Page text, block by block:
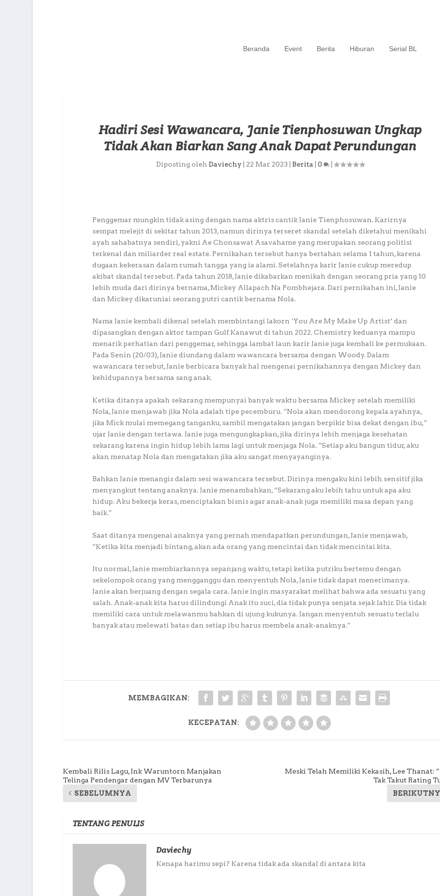
Beranda Event Berita Hiburan Serial BL
Hadiri Sesi Wawancara, Janie Tienphosuwan Ungkap
Tidak Akan Biarkan Sang Anak Dapat Perundungan
Diposting oleh Daviechy 22 Mar 2023 Berita 0 |
Penggemar mungkin tidak asing dengan nama aktris cantik Janie Tienphosuwan. Karirnya
sempat melejit di sekitar tahun 2013, namun dirinya terseret skandal setelah diketahui menikahi
ayah sahabatnya sendiri, yakni Ae Chonsawat Asavahame yang merupakan seorang politisi
terkenal dan miliarder real estate. Pernikahan tersebut hanya bertahan selama 1 tahun, karena
dugaan kekerasan dalam rumah tangga yang ia alami. Setelahnya karir Janie cukup meredup
akibat skandal tersebut. Pada tahun 2018, Janie dikabarkan menikah dengan seorang pria yang 10
lebih muda dari dirinya bernama, Mickey Allapach Na Pombhejara. Dari pernikahan ini, Janie
dan Mickey dikaruniai seorang putri cantik bernama Nola.
Nama Janie kembali dikenal setelah membintangi lakorn ‘You Are My Make Up Artist’ dan
dipasangkan dengan aktor tampan Gulf Kanawut di tahun 2022. Chemistry keduanya mampu
menarik perhatian dari penggemar, sehingga lambat laun karir Janie juga kembali ke permukaan.
Pada Senin (20/03), Janie diundang dalam wawancara bersama dengan Woody. Dalam
wawancara tersebut, Janie berbicara banyak hal mengenai pernikahannya dengan Mickey dan
kehidupannya bersama sang anak.
Ketika ditanya apakah sekarang mempunyai banyak waktu bersama Mickey setelah memiliki
Nola, Janie menjawab jika Nola adalah tipe pecemburu. “Nola akan mendorong kepala ayahnya,
jika Mick mulai memegang tanganku, sambil mengatakan jangan berpikir bisa dekat dengan ibu,”
ujar Janie dengan tertawa. Janie juga mengungkapkan, jika dirinya lebih menjaga kesehatan
sekarang karena ingin hidup lebih lama lagi untuk menjaga Nola. “Setiap aku bangun tidur, aku
akan menatap Nola dan mengatakan jika aku sangat menyayanginya.
Bahkan Janie menangis dalam sesi wawancara tersebut. Dirinya mengaku kini lebih sensitif jika
menyangkut tentang anaknya. Janie menambahkan, “Sekarang aku lebih tahu untuk apa aku
hidup. Aku bekerja keras, menciptakan bisnis agar anak-anak juga memiliki masa depan yang
baik.”
Saat ditanya mengenai anaknya yang pernah mendapatkan perundungan, Janie menjawab,
“Ketika kita menjadi bintang, akan ada orang yang mencintai dan tidak mencintai kita.
Itu normal, Janie membiarkannya sepanjang waktu, tetapi ketika putriku bertemu dengan
sekelompok orang yang mengganggu dan menyentuh Nola, Janie tidak dapat menerimanya.
Janie akan berjuang dengan segala cara. Janie ingin masyarakat melihat bahwa ada sesuatu yang
salah. Anak-anak kita harus dilindungi Anak itu suci, dia tidak punya senjata sejak lahir. Dia tidak
memiliki cara untuk melawanmu bahkan di ujung kukunya. Jangan menyentuh sesuatu terlalu
banyak atau melewati batas dan setiap ibu harus membela anak-anaknya.”
MEMBAGIKAN:
KECEPATAN:
Kembali Rilis Lagu, Ink Waruntorn Manjakan
Telinga Pendengar dengan MV Terbarunya
SEBELUMNYA
Meski Telah Memiliki Kekasih, Lee Thanat: ”
Tak Takut Rating
TENTANG PENULIS
Daviechy
Kenapa harimu sepi? Karena tidak ada skandal di antara kita